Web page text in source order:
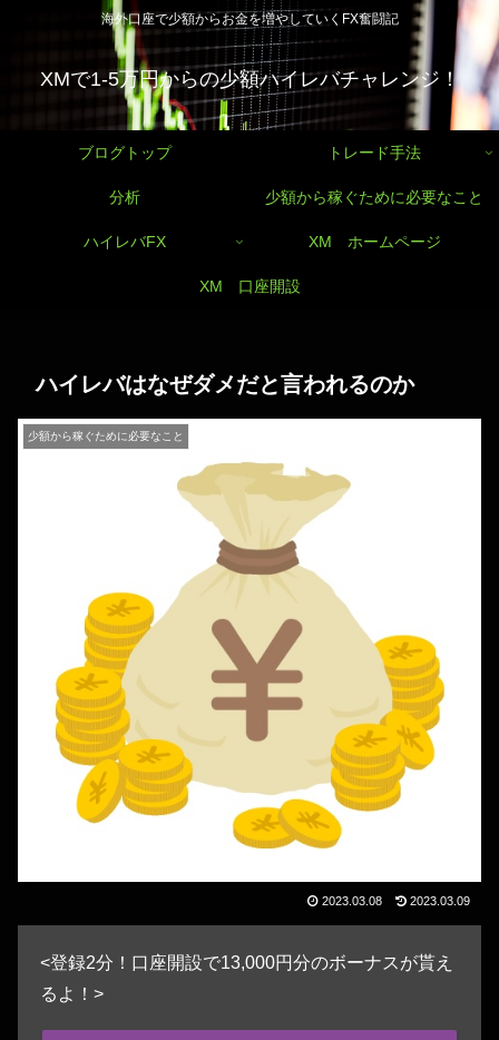
海外口座で少額からお金を増やしていくFX奮闘記
XMで1-5万円からの少額ハイレバチャレンジ！
ブログトップ トレード手法
分析 少額から稼ぐために必要なこと
ハイレバFX XM ホームページ
XM 口座開設
ハイレバはなぜダメだと言われるのか
少額から稼ぐために必要なこと
2023.03.08 2023.03.09
<登録2分！口座開設で13,000円分のボーナスが貰え
るよ！>